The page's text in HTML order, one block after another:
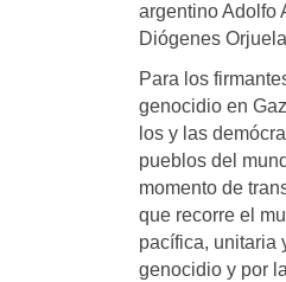
argentino Adolfo
Diógenes
Para los
genocidio en
los y las
pueblos del
momento de
que recorre el
pacífica, unitaria
genocidio y por